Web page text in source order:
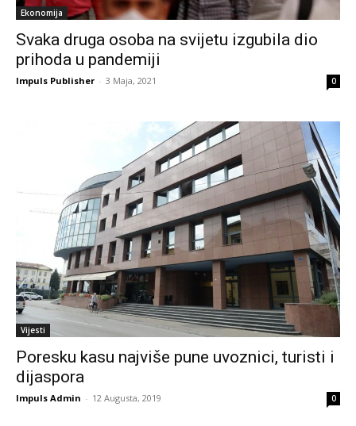
Ekonomija
Svaka druga osoba na svijetu izgubila dio
prihoda u pandemiji
Impuls Publisher - 3 Maja, 2021 0
Vijesti
Poresku kasu najviše pune uvoznici, turisti i
dijaspora
Impuls Admin - 12 Augusta, 2019 0